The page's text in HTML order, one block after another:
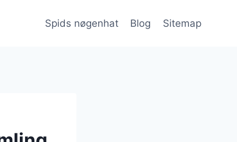
Spids nøgenhat Blog Sitemap